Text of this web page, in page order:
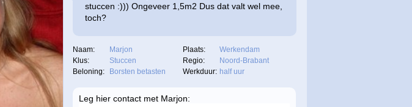
stuccen :))) Ongeveer 1,5m2 Dus dat valt wel mee,
toch?
Naam: Marjon Plaats:
Werkendam
Klus:
Stuccen Regio:
Noord-Brabant
Beloning:
Borsten betasten Werkduur: half uur
Leg hier contact met Marjon: